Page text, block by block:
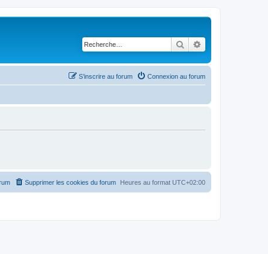
Rechercher
Connexion au forum
S’inscrire au forum
Heures au format UTC+02:00
Supprimer les cookies du forum